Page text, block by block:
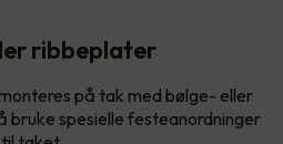
ribbeplater
på tak med bølge- eller
bruke spesielle festeanordninger